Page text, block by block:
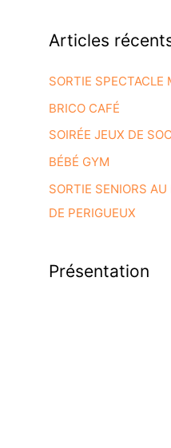
Articles
SORTIE SPECTACLE
BRICO CAFÉ
SOIRÉE JEUX DE
BÉBÉ GYM
SORTIE SENIORS
DE PERIGUEUX
Présentation